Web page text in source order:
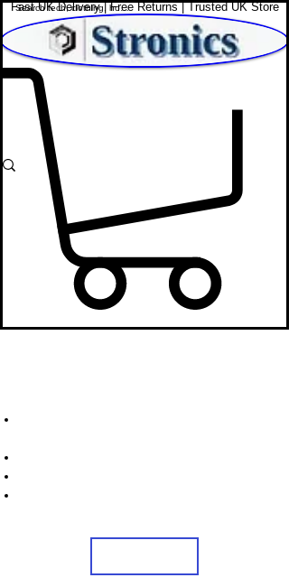
Fast UK Delivery | Free Returns | Trusted UK Store